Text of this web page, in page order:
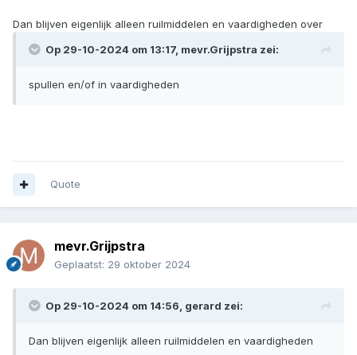
Dan blijven eigenlijk alleen ruilmiddelen en vaardigheden over
Op 29-10-2024 om 13:17, mevr.Grijpstra zei:
spullen en/of in vaardigheden
Quote
mevr.Grijpstra
Geplaatst: 29 oktober 2024
Op 29-10-2024 om 14:56, gerard zei:
Dan blijven eigenlijk alleen ruilmiddelen en vaardigheden